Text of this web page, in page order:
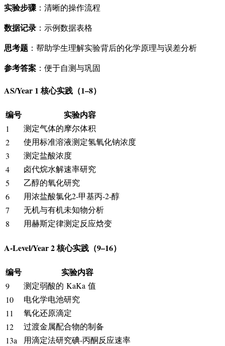
实验步骤 ：清晰的操作流程
数据记录 ：示例数据表格
思考题 ：帮助学生理解实验背后的化学原理与误差分析
参考答案 ：便于自测与巩固
AS/Year 1 核心实践（1–8）
编号 实验内容
1
测定气体的摩尔体积
2
使用标准溶液测定氢氧化钠浓度
3
测定盐酸浓度
4
卤代烷水解速率研究
5
乙醇的氧化研究
6
用浓盐酸氯化2-甲基丙-2-醇
7
无机与有机未知物分析
8
用赫斯定律测定反应焓变
A-Level/Year 2 核心实践（9–16）
编号 实验内容
9 测定弱酸的 KaKa 值
10
电化学电池研究
11
氧化还原滴定
12
过渡金属配合物的制备
13a
用滴定法研究碘-丙酮反应速率